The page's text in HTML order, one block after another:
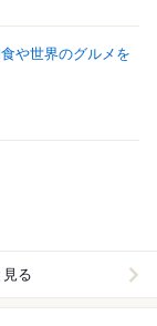
や世界のグルメを
る